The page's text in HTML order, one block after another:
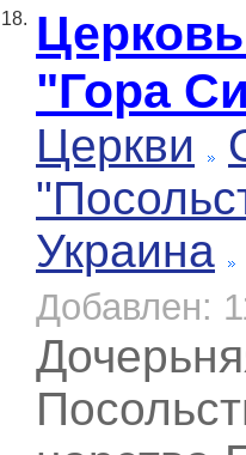
18.
"Гора
Церкви
Украина
Добавлен: